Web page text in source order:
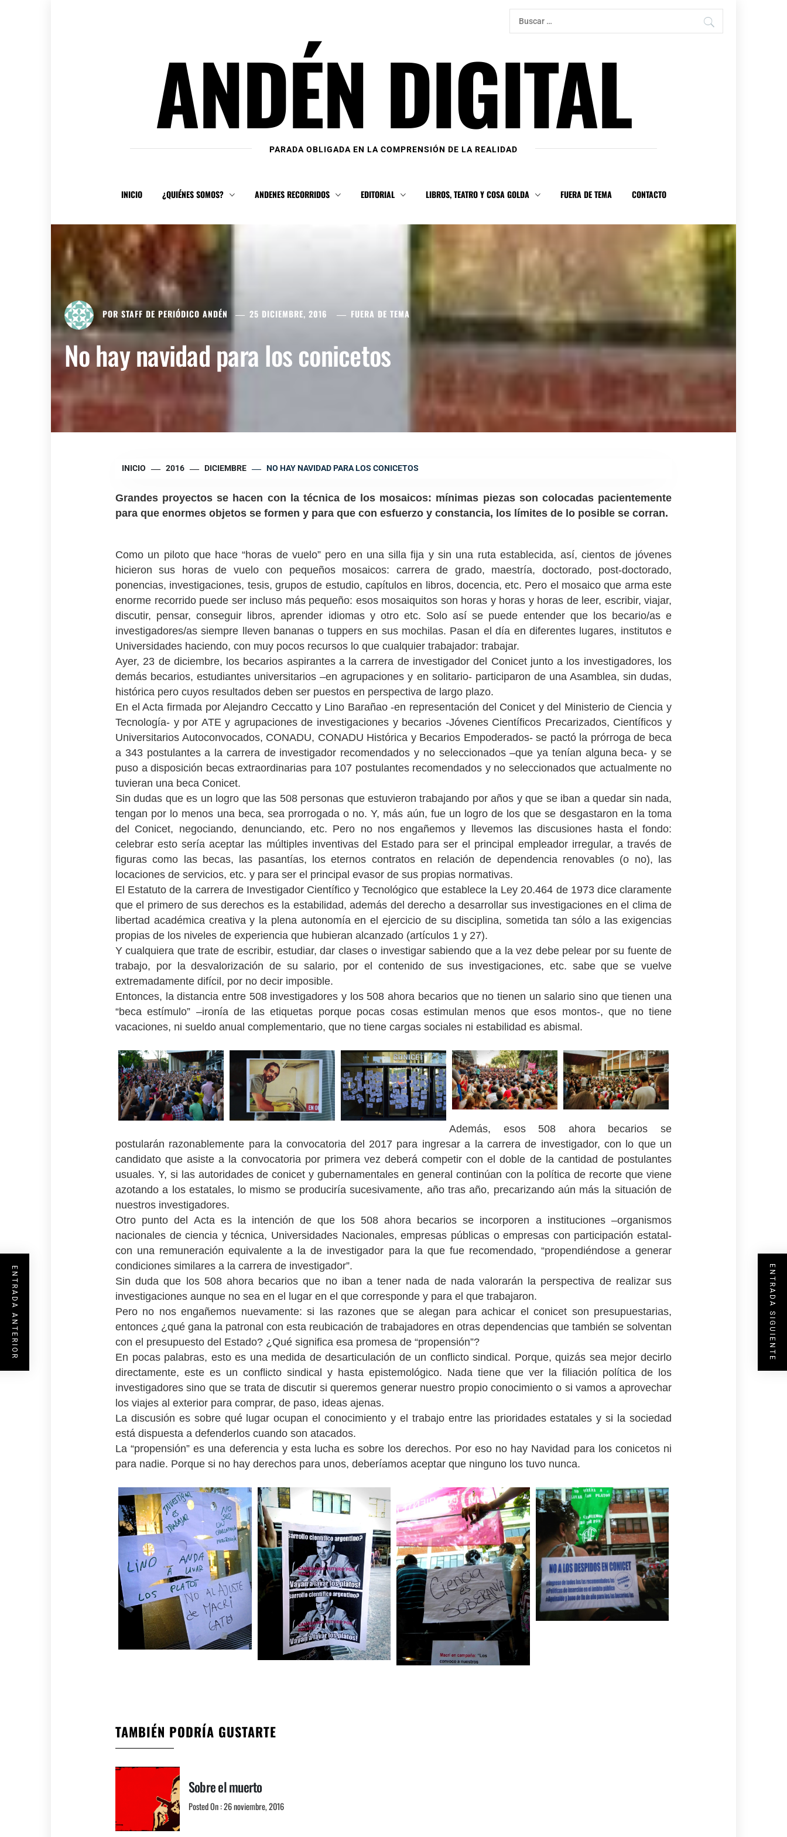
Buscar:
ANDÉN DIGITAL
PARADA OBLIGADA EN LA COMPRENSIÓN DE LA REALIDAD
INICIO ¿QUIÉNES SOMOS? ANDENES RECORRIDOS EDITORIAL LIBROS, TEATRO Y COSA GOLDA FUERA DE TEMA CONTACTO
POR STAFF DE PERIÓDICO ANDÉN 25 DICIEMBRE, 2016 FUERA DE TEMA
No hay navidad para los conicetos
INICIO 2016 DICIEMBRE NO HAY NAVIDAD PARA LOS CONICETOS
Grandes proyectos se hacen con la técnica de los mosaicos: mínimas piezas son colocadas pacientemente
para que enormes objetos se formen y para que con esfuerzo y constancia, los límites de lo posible se corran.
Como un piloto que hace “horas de vuelo” pero en una silla fija y sin una ruta establecida, así, cientos de jóvenes
hicieron sus horas de vuelo con pequeños mosaicos: carrera de grado, maestría, doctorado, post-doctorado,
ponencias, investigaciones, tesis, grupos de estudio, capítulos en libros, docencia, etc. Pero el mosaico que arma este
enorme recorrido puede ser incluso más pequeño: esos mosaiquitos son horas y horas y horas de leer, escribir, viajar,
discutir, pensar, conseguir libros, aprender idiomas y otro etc. Solo así se puede entender que los becario/as e
investigadores/as siempre lleven bananas o tuppers en sus mochilas. Pasan el día en diferentes lugares, institutos e
Universidades haciendo, con muy pocos recursos lo que cualquier trabajador: trabajar.
Ayer, 23 de diciembre, los becarios aspirantes a la carrera de investigador del Conicet junto a los investigadores, los
demás becarios, estudiantes universitarios –en agrupaciones y en solitario- participaron de una Asamblea, sin dudas,
histórica pero cuyos resultados deben ser puestos en perspectiva de largo plazo.
En el Acta firmada por Alejandro Ceccatto y Lino Barañao -en representación del Conicet y del Ministerio de Ciencia y
Tecnología- y por ATE y agrupaciones de investigaciones y becarios -Jóvenes Científicos Precarizados, Científicos y
Universitarios Autoconvocados, CONADU, CONADU Histórica y Becarios Empoderados- se pactó la prórroga de beca
a 343 postulantes a la carrera de investigador recomendados y no seleccionados –que ya tenían alguna beca- y se
puso a disposición becas extraordinarias para 107 postulantes recomendados y no seleccionados que actualmente no
tuvieran una beca Conicet.
Sin dudas que es un logro que las 508 personas que estuvieron trabajando por años y que se iban a quedar sin nada,
tengan por lo menos una beca, sea prorrogada o no. Y, más aún, fue un logro de los que se desgastaron en la toma
del Conicet, negociando, denunciando, etc. Pero no nos engañemos y llevemos las discusiones hasta el fondo:
celebrar esto sería aceptar las múltiples inventivas del Estado para ser el principal empleador irregular, a través de
figuras como las becas, las pasantías, los eternos contratos en relación de dependencia renovables (o no), las
locaciones de servicios, etc. y para ser el principal evasor de sus propias normativas.
El Estatuto de la carrera de Investigador Científico y Tecnológico que establece la Ley 20.464 de 1973 dice claramente
que el primero de sus derechos es la estabilidad, además del derecho a desarrollar sus investigaciones en el clima de
libertad académica creativa y la plena autonomía en el ejercicio de su disciplina, sometida tan sólo a las exigencias
propias de los niveles de experiencia que hubieran alcanzado (artículos 1 y 27).
Y cualquiera que trate de escribir, estudiar, dar clases o investigar sabiendo que a la vez debe pelear por su fuente de
trabajo, por la desvalorización de su salario, por el contenido de sus investigaciones, etc. sabe que se vuelve
extremadamente difícil, por no decir imposible.
Entonces, la distancia entre 508 investigadores y los 508 ahora becarios que no tienen un salario sino que tienen una
“beca estímulo” –ironía de las etiquetas porque pocas cosas estimulan menos que esos montos-, que no tiene
vacaciones, ni sueldo anual complementario, que no tiene cargas sociales ni estabilidad es abismal.
Además, esos 508 ahora becarios se
postularán razonablemente para la convocatoria del 2017 para ingresar a la carrera de investigador, con lo que un
candidato que asiste a la convocatoria por primera vez deberá competir con el doble de la cantidad de postulantes
usuales. Y, si las autoridades de conicet y gubernamentales en general continúan con la política de recorte que viene
azotando a los estatales, lo mismo se produciría sucesivamente, año tras año, precarizando aún más la situación de
nuestros investigadores.
Otro punto del Acta es la intención de que los 508 ahora becarios se incorporen a instituciones –organismos
nacionales de ciencia y técnica, Universidades Nacionales, empresas públicas o empresas con participación estatal-
con una remuneración equivalente a la de investigador para la que fue recomendado, “propendiéndose a generar
condiciones similares a la carrera de investigador”.
Sin duda que los 508 ahora becarios que no iban a tener nada de nada valorarán la perspectiva de realizar sus
investigaciones aunque no sea en el lugar en el que corresponde y para el que trabajaron.
Pero no nos engañemos nuevamente: si las razones que se alegan para achicar el conicet son presupuestarias,
entonces ¿qué gana la patronal con esta reubicación de trabajadores en otras dependencias que también se solventan
con el presupuesto del Estado? ¿Qué significa esa promesa de “propensión”?
En pocas palabras, esto es una medida de desarticulación de un conflicto sindical. Porque, quizás sea mejor decirlo
directamente, este es un conflicto sindical y hasta epistemológico. Nada tiene que ver la filiación política de los
investigadores sino que se trata de discutir si queremos generar nuestro propio conocimiento o si vamos a aprovechar
los viajes al exterior para comprar, de paso, ideas ajenas.
La discusión es sobre qué lugar ocupan el conocimiento y el trabajo entre las prioridades estatales y si la sociedad
está dispuesta a defenderlos cuando son atacados.
La “propensión” es una deferencia y esta lucha es sobre los derechos. Por eso no hay Navidad para los conicetos ni
para nadie. Porque si no hay derechos para unos, deberíamos aceptar que ninguno los tuvo nunca.
TAMBIÉN PODRÍA GUSTARTE
Sobre el muerto
Posted On : 26 noviembre, 2016
ENTRADA ANTERIOR ENTRADA SIGUIENTE